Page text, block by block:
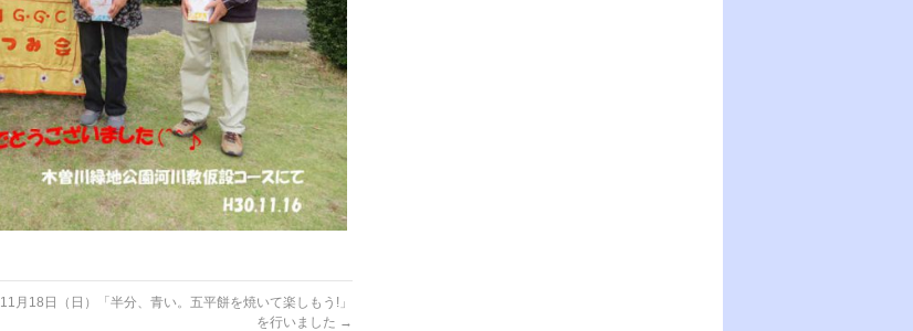
11月18日（日）「半分、青い。五平餅を焼いて楽しもう!」
を行いました →